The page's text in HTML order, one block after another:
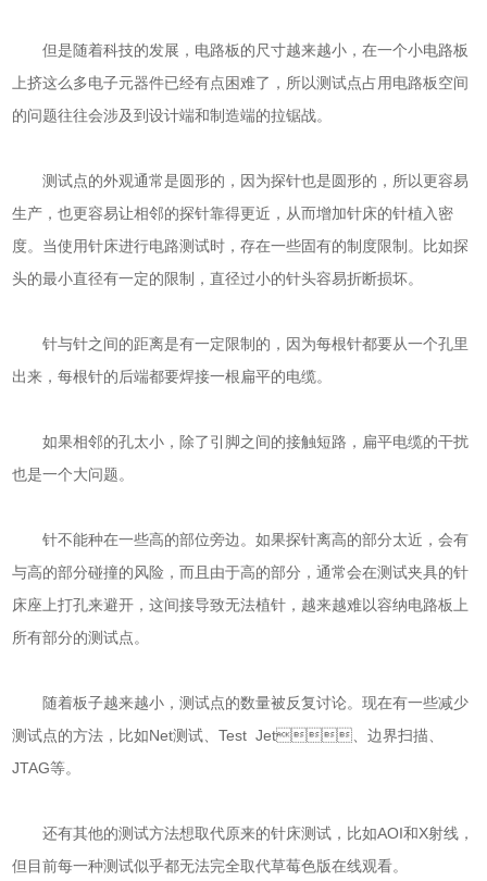
但是随着科技的发展，电路板的尺寸越来越小，在一个小电路板
上挤这么多电子元器件已经有点困难了，所以测试点占用电路板空间
的问题往往会涉及到设计端和制造端的拉锯战。
测试点的外观通常是圆形的，因为探针也是圆形的，所以更容易
生产，也更容易让相邻的探针靠得更近，从而增加针床的针植入密
度。当使用针床进行电路测试时，存在一些固有的制度限制。比如探
头的最小直径有一定的限制，直径过小的针头容易折断损坏。
针与针之间的距离是有一定限制的，因为每根针都要从一个孔里
出来，每根针的后端都要焊接一根扁平的电缆。
如果相邻的孔太小，除了引脚之间的接触短路，扁平电缆的干扰
也是一个大问题。
针不能种在一些高的部位旁边。如果探针离高的部分太近，会有
与高的部分碰撞的风险，而且由于高的部分，通常会在测试夹具的针
床座上打孔来避开，这间接导致无法植针，越来越难以容纳电路板上
所有部分的测试点。
随着板子越来越小，测试点的数量被反复讨论。现在有一些减少
测试点的方法，比如Net测试、Test Jet、边界扫描、
JTAG等。
还有其他的测试方法想取代原来的针床测试，比如AOI和X射线，
但目前每一种测试似乎都无法完全取代草莓色版在线观看。